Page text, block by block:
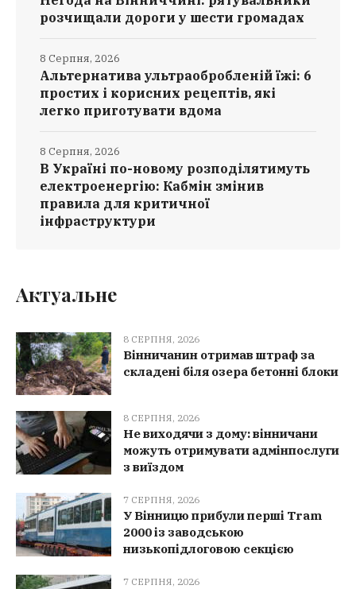
розчищали дороги у шести громадах
Альтернатива ультраобробленій їжі: 6
простих і корисних рецептів, які
легко приготувати вдома
8 Серпня, 2026
В Україні по-новому розподілятимуть
електроенергію: Кабмін змінив
правила для критичної
інфраструктури
8 Серпня, 2026
Актуальне
8 СЕРПНЯ, 2026
Вінничанин отримав штраф за
складені біля озера бетонні блоки
8 СЕРПНЯ, 2026
Не виходячи з дому: вінничани
можуть отримувати адмінпослуги
з виїздом
7 СЕРПНЯ, 2026
У Вінницю прибули перші Tram
2000 із заводською
низькопідлоговою секцією
7 СЕРПНЯ, 2026